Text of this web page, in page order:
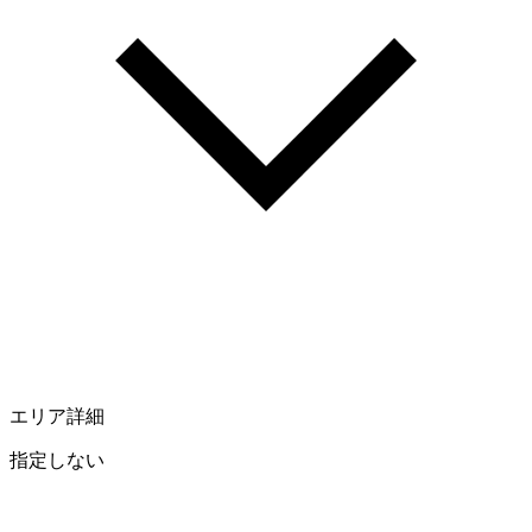
エリア詳細
指定しない